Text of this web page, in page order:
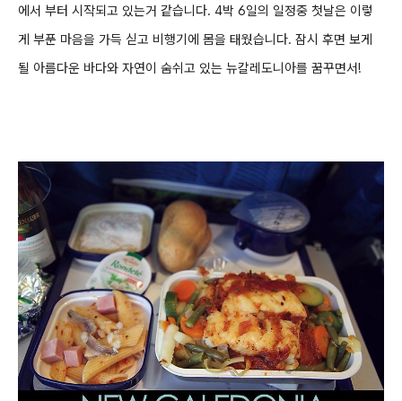
에서 부터 시작되고 있는거 같습니다. 4박 6일의 일정중 첫날은 이렇
게 부푼 마음을 가득 싣고 비행기에 몸을 태웠습니다. 잠시 후면 보게
될 아름다운 바다와 자연이 숨쉬고 있는 뉴칼레도니아를 꿈꾸면서!